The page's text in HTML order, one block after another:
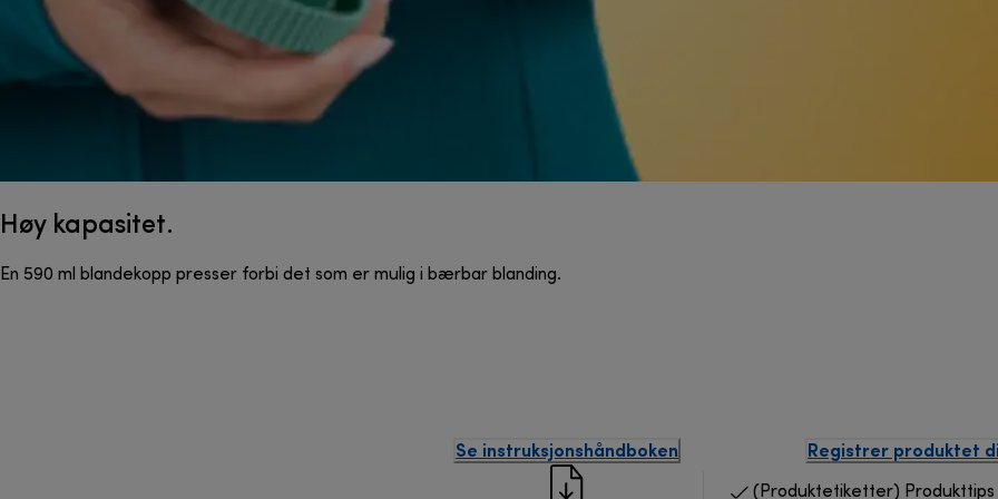
Høy kapasitet.
En 590 ml blandekopp presser forbi det som er mulig i bærbar blanding.
Se instruksjonshåndboken Registrer produktet
(Produktetiketter) Produkttips